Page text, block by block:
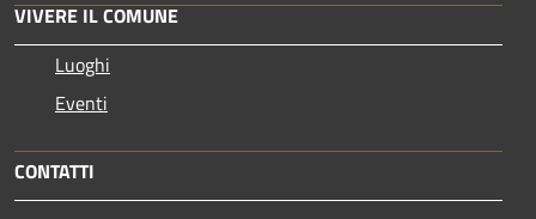
VIVERE IL COMUNE
Luoghi
Eventi
CONTATTI